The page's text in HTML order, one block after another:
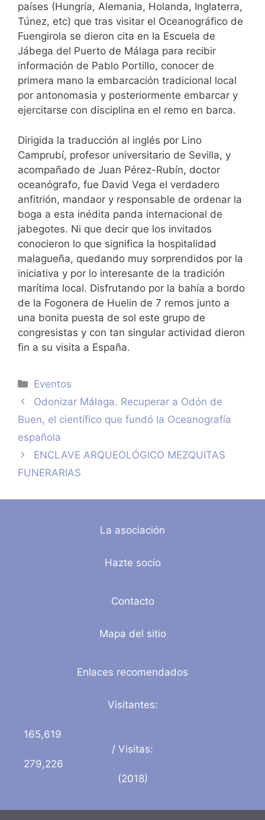
países (Hungría, Alemania, Holanda, Inglaterra,
Túnez, etc) que tras visitar el Oceanográfico de
Fuengirola se dieron cita en la Escuela de
Jábega del Puerto de Málaga para recibir
información de Pablo Portillo, conocer de
primera mano la embarcación tradicional local
por antonomasia y posteriormente embarcar y
ejercitarse con disciplina en el remo en barca.
Dirigida la traducción al inglés por Lino
Camprubí, profesor universitario de Sevilla, y
acompañado de Juan Pérez-Rubín, doctor
oceanógrafo, fue David Vega el verdadero
anfitrión, mandaor y responsable de ordenar la
boga a esta inédita panda internacional de
jabegotes. Ni que decir que los invitados
conocieron lo que significa la hospitalidad
malagueña, quedando muy sorprendidos por la
iniciativa y por lo interesante de la tradición
marítima local. Disfrutando por la bahía a bordo
de la Fogonera de Huelin de 7 remos junto a
una bonita puesta de sol este grupo de
congresistas y con tan singular actividad dieron
fin a su visita a España.
Categorías
Eventos
Odonizar Málaga. Recuperar a Odón de
Buen, el científico que fundó la Oceanografía
española
ENCLAVE ARQUEOLÓGICO MEZQUITAS
FUNERARIAS
La asociación
Hazte socio
Contacto
Mapa del sitio
Enlaces recomendados
Visitantes:
165,619
/ Visitas:
279,226
(2018)